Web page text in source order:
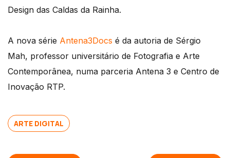
Design das Caldas da Rainha.
A nova série Antena3Docs é da autoria de Sérgio
Mah, professor universitário de Fotografia e Arte
Contemporânea, numa parceria Antena 3 e Centro de
Inovação RTP.
ARTE DIGITAL